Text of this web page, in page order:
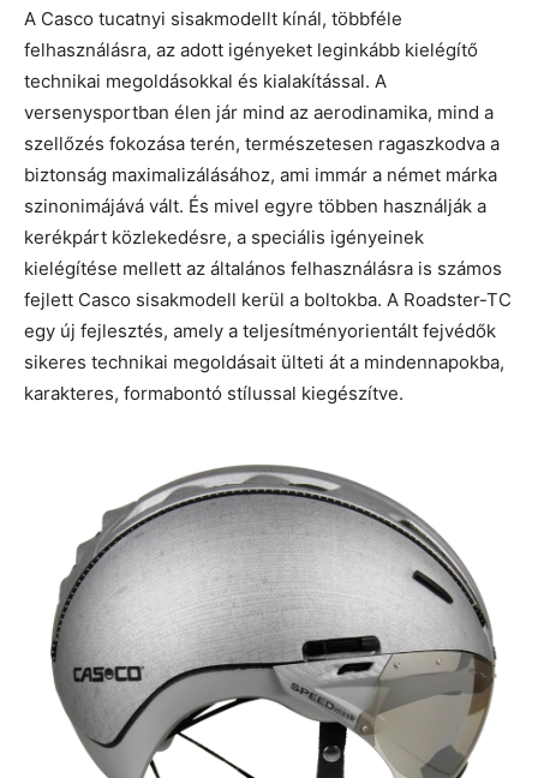
A Casco tucatnyi sisakmodellt kínál, többféle
felhasználásra, az adott igényeket leginkább kielégítő
technikai megoldásokkal és kialakítással. A
versenysportban élen jár mind az aerodinamika, mind a
szellőzés fokozása terén, természetesen ragaszkodva a
biztonság maximalizálásához, ami immár a német márka
szinonimájává vált. És mivel egyre többen használják a
kerékpárt közlekedésre, a speciális igényeinek
kielégítése mellett az általános felhasználásra is számos
fejlett Casco sisakmodell kerül a boltokba. A Roadster-TC
egy új fejlesztés, amely a teljesítményorientált fejvédők
sikeres technikai megoldásait ülteti át a mindennapokba,
karakteres, formabontó stílussal kiegészítve.